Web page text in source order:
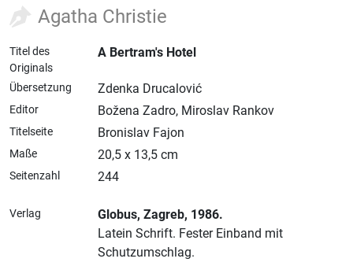
Agatha Christie
Titel des
Originals
A Bertram's Hotel
Übersetzung Zdenka Drucalović
Editor Božena Zadro, Miroslav Rankov
Titelseite Bronislav Fajon
Maße 20,5 x 13,5 cm
Seitenzahl 244
Verlag Globus, Zagreb, 1986.
Latein Schrift. Fester Einband mit
Schutzumschlag.